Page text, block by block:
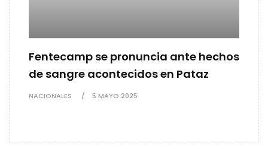
Fentecamp se pronuncia ante hechos
de sangre acontecidos en Pataz
NACIONALES 5 MAYO 2025